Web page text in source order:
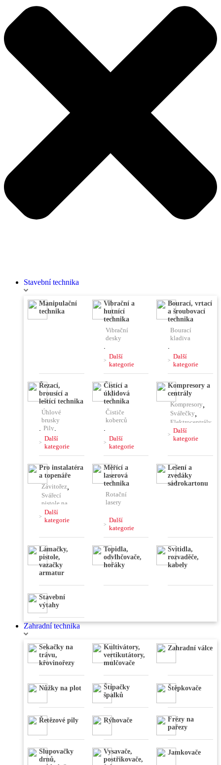
Stavební technika
Manipulační
technika
Vibrační a
hutnící
technika
Vibrační
desky
,
Vibrační
pěchy
Vibrační
lišty
, Čerpadla
Ponorné
vibrátory
Míchačky
Další
kategorie
Bourací, vrtací
a šroubovací
technika
Bourací
kladiva
,
Vrtací
kladiva
kladiva
,
Jádrové
vrtačky
Další
kategorie
Řezací,
brousící a
leštící technika
Úhlové
brusky
, Pily,
Rozbrušovací
pily
Hladičky,
Frézy,
Brusky,
Leštičky,
stříhačky
Další
kategorie
Čistící a
úklidová
technika
Čističe
koberců
,
Stavební
vysavače
podlah
,
Vysokotlaké
čističe
Další
kategorie
Kompresory a
centrály
Kompresory,
Svářečky,
Elektrocentrály
Pájky,
,
Plničky
klimatizace
Další
kategorie
Pro instalatéra
a topenáře
Závitořez,
Svářecí
pistole na
plast
,
kleště
Další
kategorie
Měřící a
laserová
technika
Rotační
lasery
Kombinovaný
laser
,
přístroje
, Váhy,
Úhloměry
Dálkoměry,
Další
kategorie
Lešení a
zvedáky
sádrokartonu
Lámačky,
pistole,
vazačky
armatur
Topidla,
odvlhčovače,
hořáky
Svítidla,
rozvaděče,
kabely
Stavební
výtahy
Zahradní technika
Sekačky na
trávu,
křovinořezy
Kultivátory,
vertikutátory,
mulčovače
Zahradní válce
Nůžky na plot
Štípačky
špalků
Štěpkovače
Řetězové pily Rýhovače
Frézy na
pařezy
Slupovačky
drnů,
Vysavače,
postřikovače,
Jamkovače